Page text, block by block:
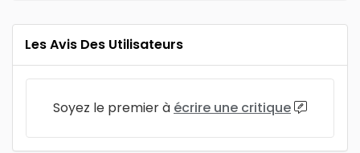
Les Avis Des Utilisateurs
Soyez le premier à écrire une critique